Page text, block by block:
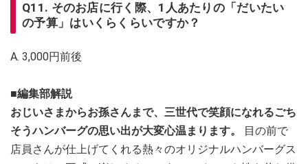
Q11. そのお店に行く際、1人あたりの「だいたい
の予算」はいくらくらいですか？
A. 3,000円前後
■編集部解説
おじいさまからお孫さんまで、三世代で笑顔になれるごち
そうハンバーグの思い出が大変心温まります。
目の前で
店員さんが仕上げてくれる熱々のオリジナルハンバーグス